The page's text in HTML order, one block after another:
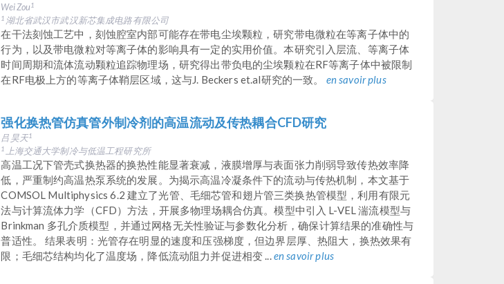
Wei Zou1
1 湖北省武汉市武汉新芯集成电路有限公司
在干法刻蚀工艺中，刻蚀腔室内部可能存在带电尘埃颗粒，研究带电微粒在等离子体中的
行为，以及带电微粒对等离子体的影响具有一定的实用价值。本研究引入层流、等离子体
时间周期和流体流动颗粒追踪物理场，研究得出带负电的尘埃颗粒在RF等离子体中被限制
在RF电极上方的等离子体鞘层区域，这与J. Beckers et.al研究的一致。 en savoir plus
强化换热管仿真管外制冷剂的高温流动及传热耦合CFD研究
吕昊天1
1
上海交通大学制冷与低温工程研究所
高温工况下管壳式换热器的换热性能显著衰减，液膜增厚与表面张力削弱导致传热效率降
低，严重制约高温热泵系统的发展。为揭示高温冷凝条件下的流动与传热机制，本文基于
COMSOL Multiphysics 6.2 建立了光管、毛细芯管和翅片管三类换热管模型，利用有限元
法与计算流体力学（CFD）方法，开展多物理场耦合仿真。模型中引入 L-VEL 湍流模型与
Brinkman 多孔介质模型，并通过网格无关性验证与参数化分析，确保计算结果的准确性与
普适性。 结果表明：光管存在明显的速度和压强梯度，但边界层厚、热阻大，换热效果有
限；毛细芯结构均化了温度场，降低流动阻力并促进相变 ...en savoir plus